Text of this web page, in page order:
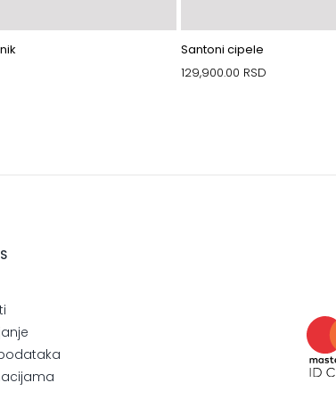
Santoni cipele
129,900.00 RSD